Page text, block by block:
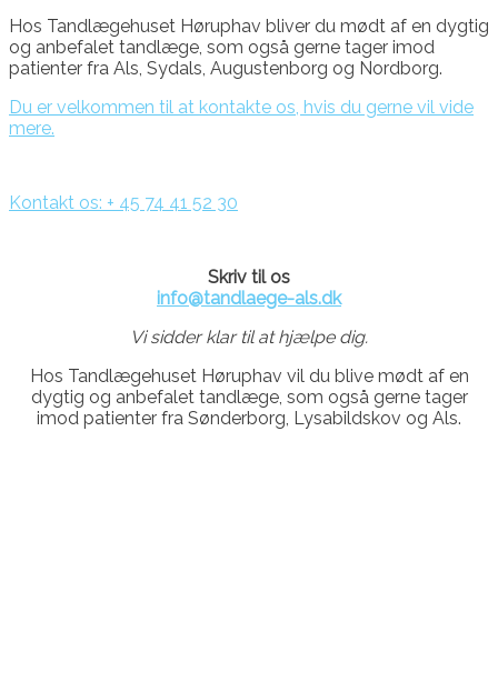
Hos Tandlægehuset Høruphav bliver du mødt af en dygtig
og anbefalet tandlæge, som også gerne tager imod
patienter fra Als, Sydals, Augustenborg og Nordborg.
Du er velkommen til at kontakte os, hvis du gerne vil vide
mere.
Kontakt os: + 45 74 41 52 30
Skriv til os
info@tandlaege-als.dk
Vi sidder klar til at hjælpe dig.
Hos Tandlægehuset Høruphav vil du blive mødt af en
dygtig og anbefalet tandlæge, som også gerne tager
imod patienter fra Sønderborg, Lysabildskov og Als.